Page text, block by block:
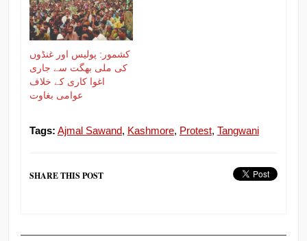
کشمور: پولیس اور غنڈوں
کی ملی بھگت سے جاری
اغوا کاری کے خلاف
عوامی بغاوت
Tags: Ajmal Sawand, Kashmore, Protest, Tangwani
SHARE THIS POST